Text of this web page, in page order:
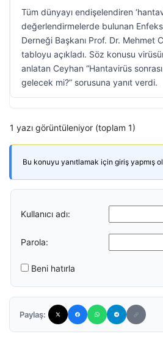
Tüm dünyayı endişelendiren
değerlendirmelerde bulunan
Derneği Başkanı Prof. Dr. Mehmet
tabloyu açıkladı. Söz konusu
anlatan Ceyhan “Hantavirüs
gelecek mi?” sorusuna yanıt verdi.
1 yazı görüntüleniyor (toplam 1)
Bu konuyu yanıtlamak için giriş yapmış
Kullanıcı adı:
Parola:
Beni hatırla
Paylaş: